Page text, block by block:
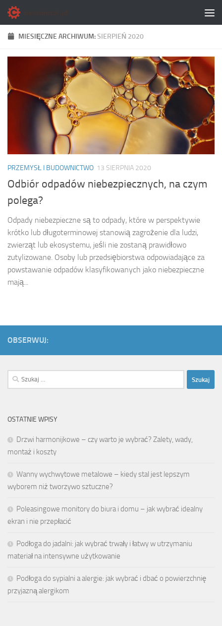
Skip to content
MIESIĘCZNE ARCHIWUM:SIERPIEŃ 2020
PRZEMYSŁ I BUDOWNICTWO 13 SIERPNIA 2020
Odbiór odpadów niebezpiecznych, na czym
polega?
Odpady niebezpieczne są to odpady, które w perspektywie
krótko lub długoterminowej stanowią zagrożenie dla ludzi,
zwierząt lub ekosystemu, jeśli nie zostaną prawidłowo
zutylizowane. Osoby lub przedsiębiorstwa odpowiadające za
powstawanie odpadów klasyfikowanych jako niebezpieczne
mają...
OBSERWUJ:
Szukaj:
OSTATNIE WPISY
Drzwi harmonijkowe – czy warto je wybrać? Zalety, wady,
montaż i koszty
Wanny wychwytowe metalowe – kiedy stal jest lepszym
wyborem niż tworzywo sztuczne?
Poleasingowe monitory do biura i domu – jak wybrać idealny
ekran i nie przepłacić
Podłoga do jadalni: jak wybrać trwały i łatwy w utrzymaniu
materiał na intensywne użytkowanie
Podłoga do sypialni a alergie: jak wybrać i dbać o powierzchnię
przyjazną alergikom